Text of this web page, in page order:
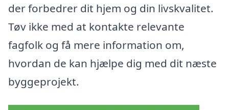
der forbedrer dit hjem og din livskvalitet.
Tøv ikke med at kontakte relevante
fagfolk og få mere information om,
hvordan de kan hjælpe dig med dit næste
byggeprojekt.